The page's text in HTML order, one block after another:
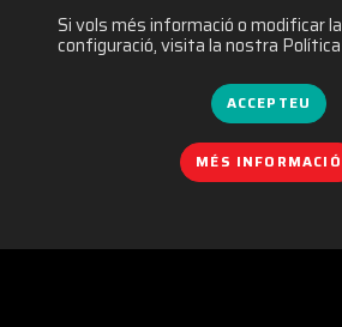
Si vols més informació o modificar
configuració, visita la nostra Política
ACCEPTEU
MÉS INFORMACIÓ